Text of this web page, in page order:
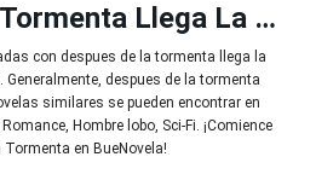
Despues De La Tormenta Llega La Calma
con despues de la tormenta llega la
despues de la tormenta
similares se pueden encontrar en
Hombre lobo, Sci-Fi. ¡Comience
en BueNovela!